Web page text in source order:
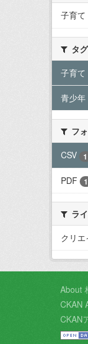
子育
タグ
子育て
青少年
フ
CSV
1
PDF 1
ラ
クリ
About
CKAN
CKAN